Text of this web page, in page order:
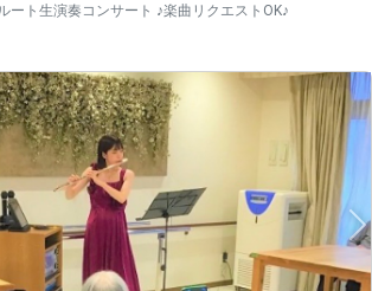
ート生演奏コンサート ♪楽曲リクエストOK♪